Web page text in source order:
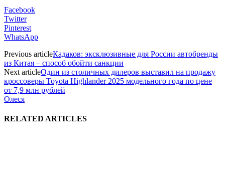
Facebook
Twitter
Pinterest
WhatsApp
Previous articleКадаков: эксклюзивные для России автобренды
из Китая – способ обойти санкции
Next articleОдин из столичных дилеров выставил на продажу
кроссоверы Toyota Highlander 2025 модельного года по цене
от 7,9 млн рублей
Олеся
RELATED ARTICLES